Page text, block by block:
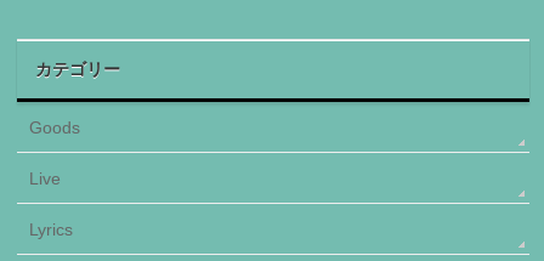
カテゴリー
Goods
Live
Lyrics